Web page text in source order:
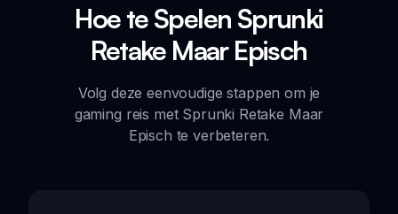
Hoe te Spelen Sprunki
Retake Maar Episch
Volg deze eenvoudige stappen om je
gaming reis met Sprunki Retake Maar
Episch te verbeteren.